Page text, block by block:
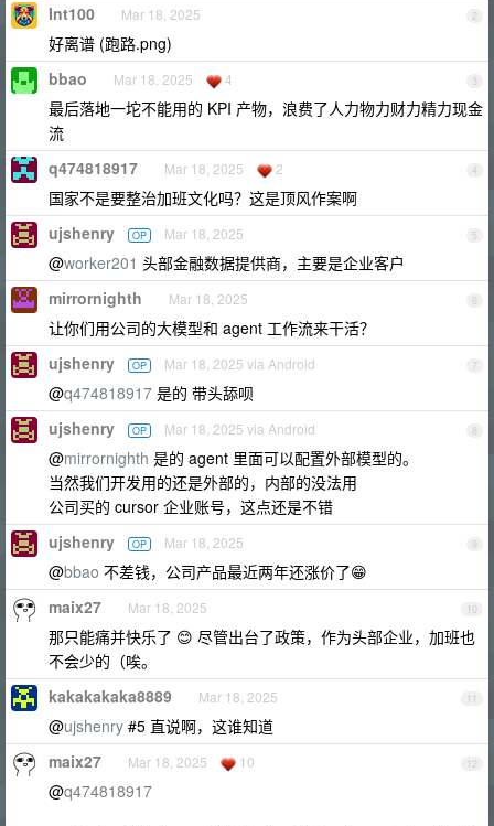
2
Int100 Mar 18, 2025
好离谱 (跑路.png)
3
bbao Mar 18, 2025 4
最后落地一坨不能用的 KPI 产物，浪费了人力物力财力精力现金
流
4
q474818917 Mar 18, 2025 2
国家不是要整治加班文化吗？这是顶风作案啊
5
ujshenry OP Mar 18, 2025
@worker201 头部金融数据提供商，主要是企业客户
6
mirrornighth Mar 18, 2025
让你们用公司的大模型和 agent 工作流来干活？
7
ujshenry OP Mar 18, 2025 via Android
@q474818917 是的 带头舔呗
8
ujshenry OP Mar 18, 2025 via Android
@mirrornighth 是的 agent 里面可以配置外部模型的。
当然我们开发用的还是外部的，内部的没法用
公司买的 cursor 企业账号，这点还是不错
9
ujshenry OP Mar 18, 2025
@bbao 不差钱，公司产品最近两年还涨价了😁
10
maix27 Mar 18, 2025
那只能痛并快乐了 😊 尽管出台了政策，作为头部企业，加班也
不会少的（唉。
11
kakakakaka8889 Mar 18, 2025
@ujshenry #5 直说啊，这谁知道
12
maix27 Mar 18, 2025 10
@q474818917